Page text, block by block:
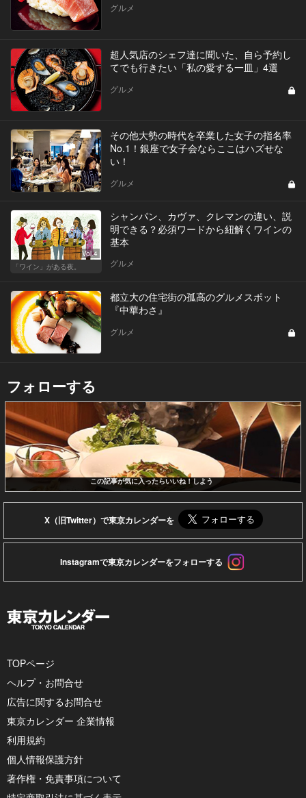
グルメ
超人気店のシェフ達に聞いた、自ら予約し
てでも行きたい「私の愛する一皿」4選
グルメ
その他大勢の時代を卒業した女子の指名率
No.1！銀座で女子会ならここはハズせな
い！
グルメ
Vol.4
「ワイン」がある夜。
シャンパン、カヴァ、クレマンの違い、説
明できる？必須ワードから紐解くワインの
基本
グルメ
都立大の住宅街の孤高のグルメスポット
『中華わさ』
グルメ
フォローする
この記事が気に入ったらいいね！しよう
X（旧Twitter）で東京カレンダーを
Instagramで東京カレンダーをフォローする
TOPページ
ヘルプ・お問合せ
広告に関するお問合せ
東京カレンダー 企業情報
利用規約
個人情報保護方針
著作権・免責事項について